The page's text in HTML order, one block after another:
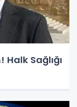
Halk Sağlığı